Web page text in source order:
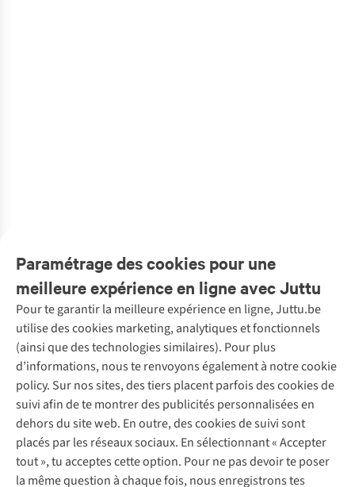
Paramétrage des cookies pour une
meilleure expérience en ligne avec Juttu
Pour te garantir la meilleure expérience en ligne, Juttu.be
utilise des cookies marketing, analytiques et fonctionnels
(ainsi que des technologies similaires). Pour plus
d’informations, nous te renvoyons également à notre cookie
policy. Sur nos sites, des tiers placent parfois des cookies de
suivi afin de te montrer des publicités personnalisées en
dehors du site web. En outre, des cookies de suivi sont
placés par les réseaux sociaux. En sélectionnant « Accepter
tout », tu acceptes cette option. Pour ne pas devoir te poser
la même question à chaque fois, nous enregistrons tes
Service client
Questions fréquentes
Commander
Payer
10 % réduction étudiants
Klarna : post-paiement
Livraison
Retourner
Nos services
Vintage - ReJUsed
Atelier de couture
Personal shopping
Boîte à vêtements
Événements / ateliers
Juttu
Qui sommes-nous ?
Juttu Friends
Abonne-toi à la newsletter